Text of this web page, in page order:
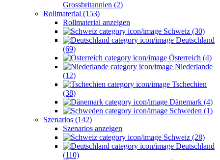
Grossbritannien (2)
Rollmaterial (153)
Rollmaterial anzeigen
Schweiz (30)
Deutschland
(69)
Österreich (4)
Niederlande
(12)
Tschechien
(38)
Dänemark (4)
Schweden (1)
Szenarios (142)
Szenarios anzeigen
Schweiz (28)
Deutschland
(110)